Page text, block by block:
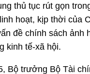
thủ tục rút gọn
hoạt, kịp thời của
đề chính sách ảnh
kinh tế-xã hội.
Bộ trưởng Bộ Tài